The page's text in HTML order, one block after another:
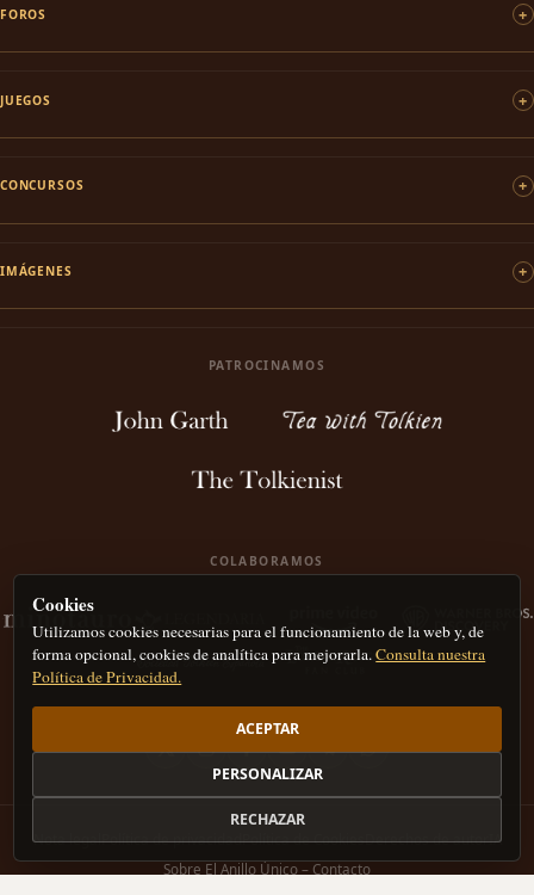
FOROS
JUEGOS
CONCURSOS
IMÁGENES
PATROCINAMOS
COLABORAMOS
Nota legalPolítica de privacidadPolítica de CookiesDerechos de autorIA
Sobre El Anillo Único – Contacto
Cookies
Utilizamos cookies necesarias para el funcionamiento de la web y, de
forma opcional, cookies de analítica para mejorarla.Consulta nuestra
Política de Privacidad.
ACEPTAR
PERSONALIZAR
RECHAZAR